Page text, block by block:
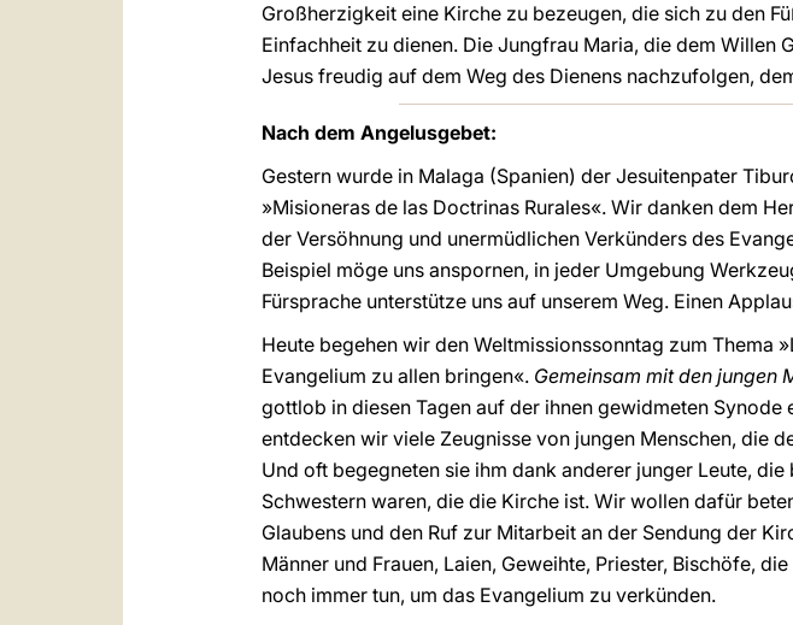
Großherzigkeit eine Kirche zu bezeugen, die sich zu den
Einfachheit zu dienen. Die Jungfrau Maria, die dem
Jesus freudig auf dem Weg des Dienens nachzufolgen,
Nach dem Angelusgebet:
Gestern wurde in Malaga (Spanien) der Jesuitenpater
»Misioneras de las Doctrinas Rurales«. Wir danken dem
der Versöhnung und unermüdlichen Verkünders des
Beispiel möge uns anspornen, in jeder Umgebung
Fürsprache unterstütze uns auf unserem Weg. Einen
Heute begehen wir den Weltmissionssonntag zum Thema
Evangelium zu allen bringen«. Gemeinsam mit den jungen
gottlob in diesen Tagen auf der ihnen gewidmeten
entdecken wir viele Zeugnisse von jungen Menschen, die
Und oft begegneten sie ihm dank anderer junger Leute,
Schwestern waren, die die Kirche ist. Wir wollen dafür
Glaubens und den Ruf zur Mitarbeit an der Sendung der
Männer und Frauen, Laien, Geweihte, Priester, Bischöfe,
noch immer tun, um das Evangelium zu verkünden.